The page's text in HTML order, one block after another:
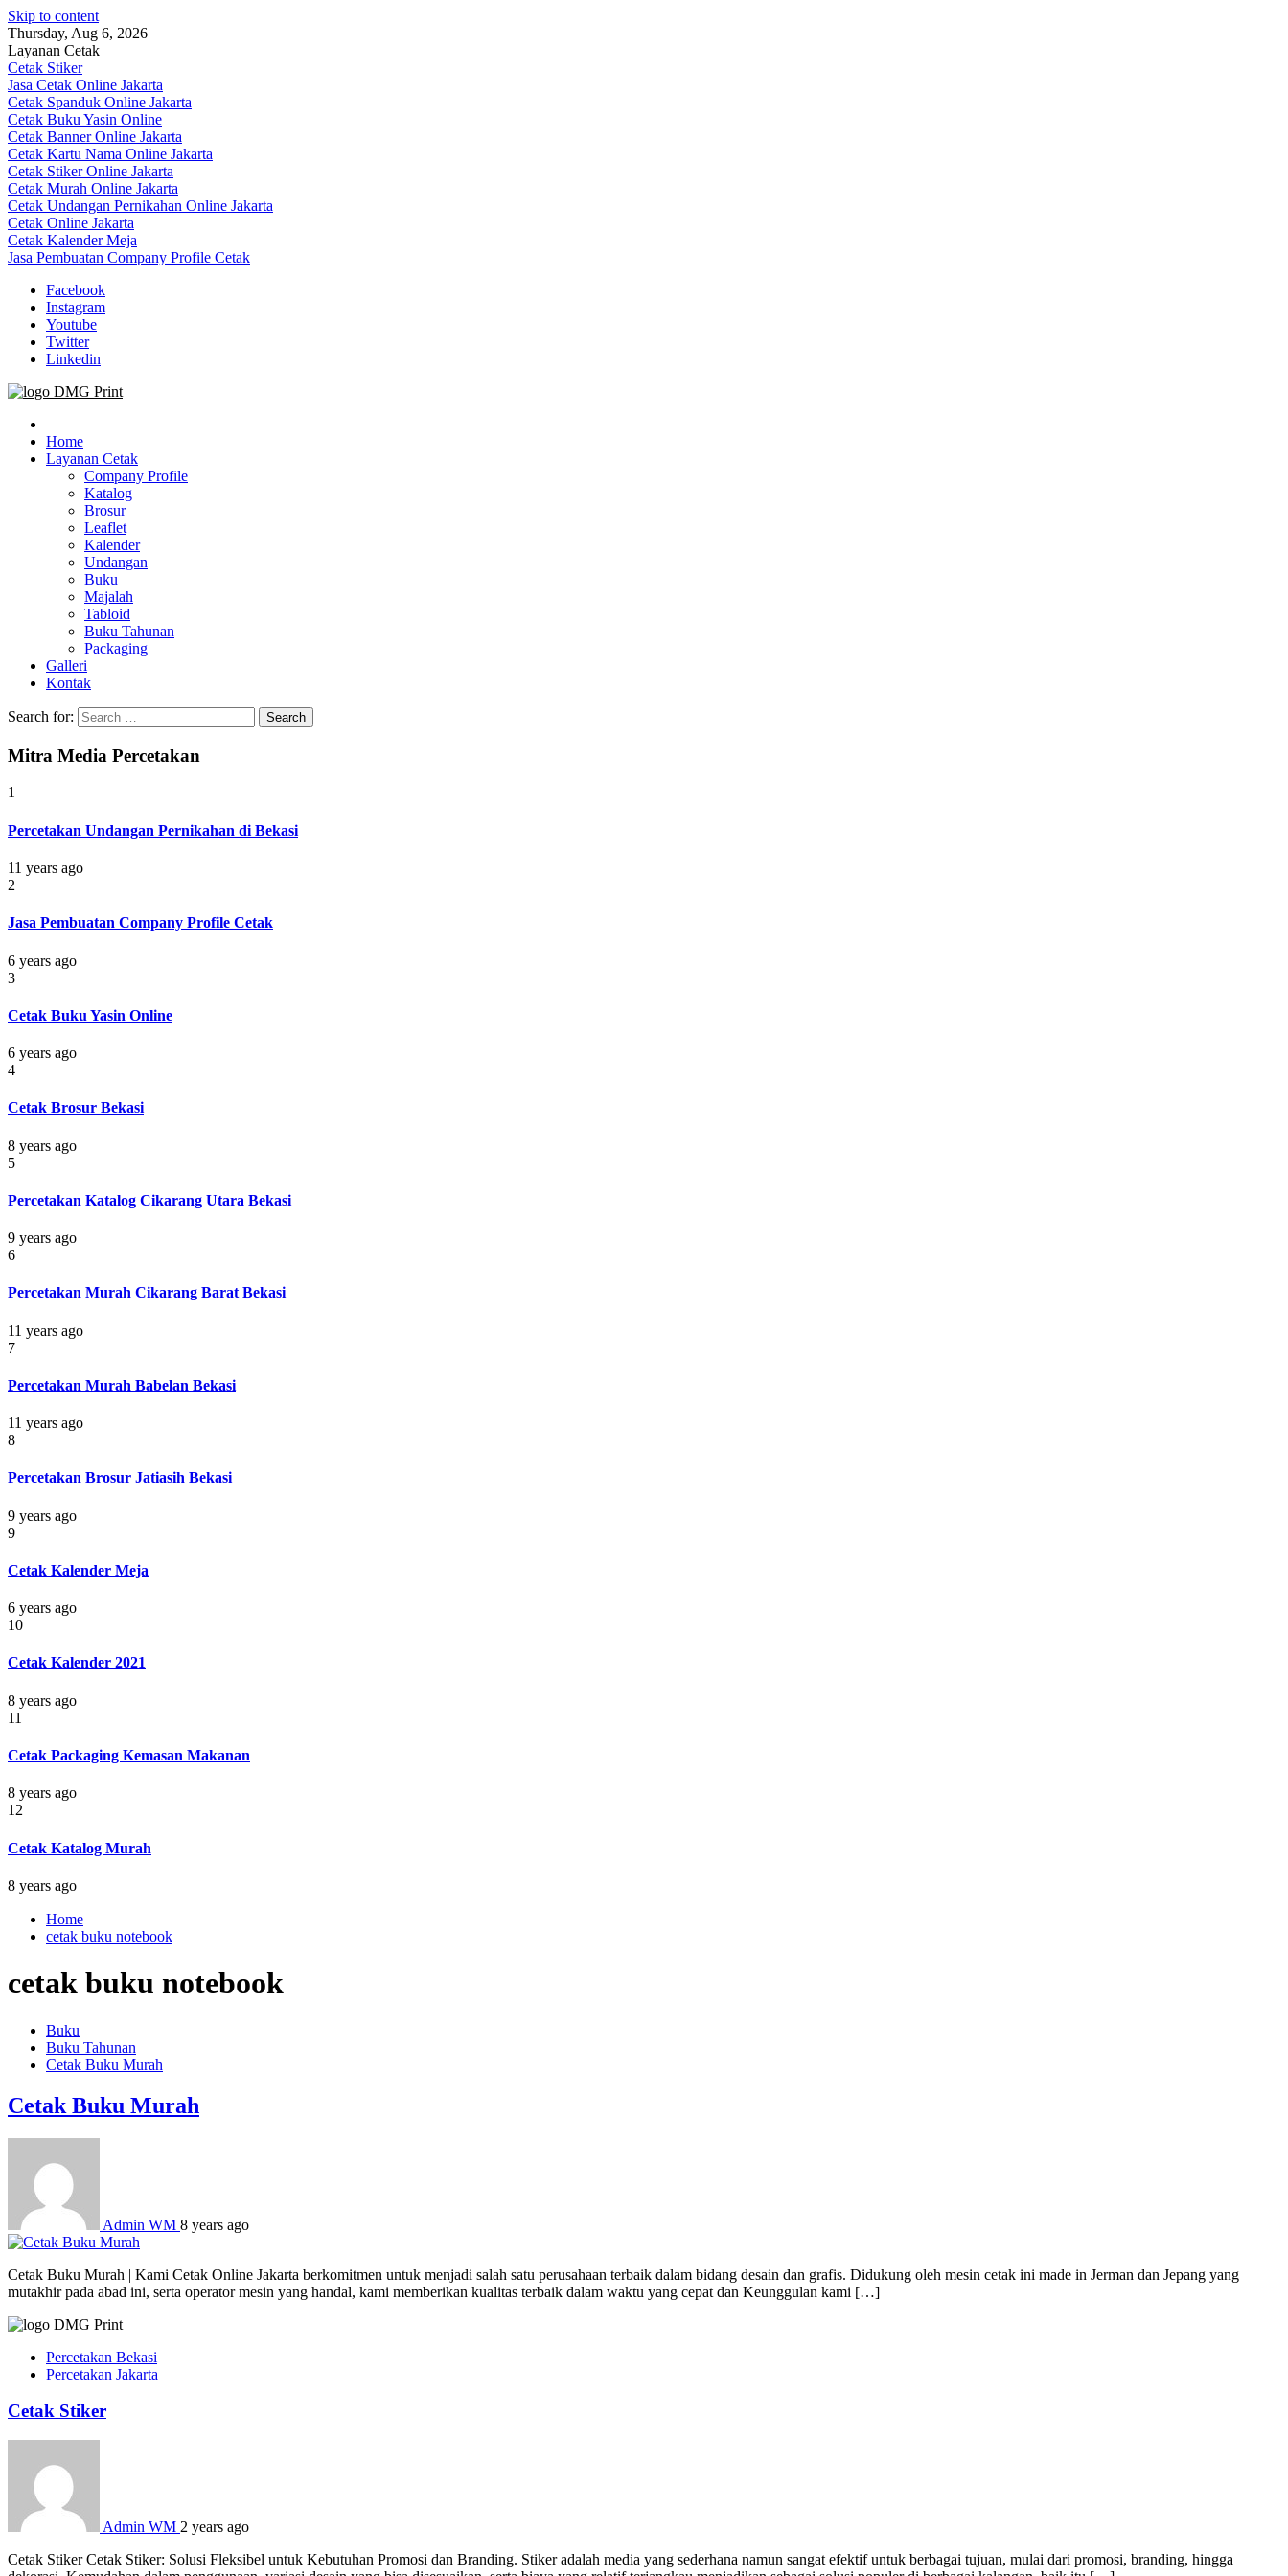
Skip to content
Thursday, Aug 6, 2026
Layanan Cetak
Cetak Stiker
Jasa Cetak Online Jakarta
Cetak Spanduk Online Jakarta
Cetak Buku Yasin Online
Cetak Banner Online Jakarta
Cetak Kartu Nama Online Jakarta
Cetak Stiker Online Jakarta
Cetak Murah Online Jakarta
Cetak Undangan Pernikahan Online Jakarta
Cetak Online Jakarta
Cetak Kalender Meja
Jasa Pembuatan Company Profile Cetak
Facebook
Instagram
Youtube
Twitter
Linkedin
Jasa Cetak Online DMG Printing
Home
Layanan Cetak
Company Profile
Katalog
Brosur
Leaflet
Kalender
Undangan
Buku
Majalah
Tabloid
Buku Tahunan
Packaging
Galleri
Kontak
Search for:
Mitra Media Percetakan
1
Percetakan Undangan Pernikahan di Bekasi
11 years ago
2
Jasa Pembuatan Company Profile Cetak
6 years ago
3
Cetak Buku Yasin Online
6 years ago
4
Cetak Brosur Bekasi
8 years ago
5
Percetakan Katalog Cikarang Utara Bekasi
9 years ago
6
Percetakan Murah Cikarang Barat Bekasi
11 years ago
7
Percetakan Murah Babelan Bekasi
11 years ago
8
Percetakan Brosur Jatiasih Bekasi
9 years ago
9
Cetak Kalender Meja
6 years ago
10
Cetak Kalender 2021
8 years ago
11
Cetak Packaging Kemasan Makanan
8 years ago
12
Cetak Katalog Murah
8 years ago
Home
cetak buku notebook
cetak buku notebook
Buku
Buku Tahunan
Cetak Buku Murah
Cetak Buku Murah
Admin WM 8 years ago
Cetak Buku Murah | Kami Cetak Online Jakarta berkomitmen untuk menjadi salah satu perusahaan terbaik dalam bidang desain dan grafis. Didukung oleh mesin cetak ini made in Jerman dan Jepang yang
mutakhir pada abad ini, serta operator mesin yang handal, kami memberikan kualitas terbaik dalam waktu yang cepat dan Keunggulan kami […]
Percetakan Bekasi
Percetakan Jakarta
Cetak Stiker
Admin WM 2 years ago
Cetak Stiker Cetak Stiker: Solusi Fleksibel untuk Kebutuhan Promosi dan Branding. Stiker adalah media yang sederhana namun sangat efektif untuk berbagai tujuan, mulai dari promosi, branding, hingga